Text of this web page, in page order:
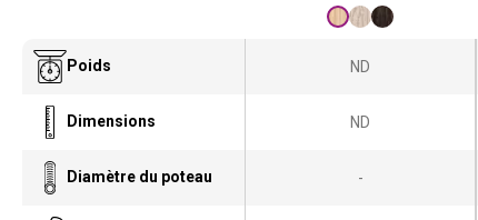
e
Poids ND
Dimensions ND
Diamètre du poteau -